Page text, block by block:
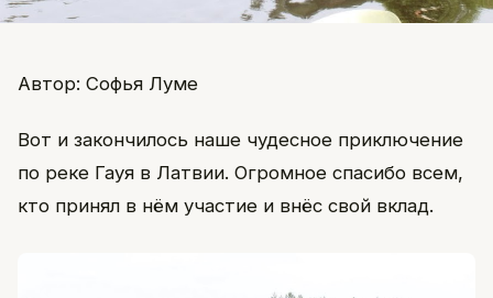
Автор: Софья Луме
Вот и закончилось наше чудесное приключение
по реке Гауя в Латвии. Огромное спасибо всем,
кто принял в нём участие и внёс свой вклад.